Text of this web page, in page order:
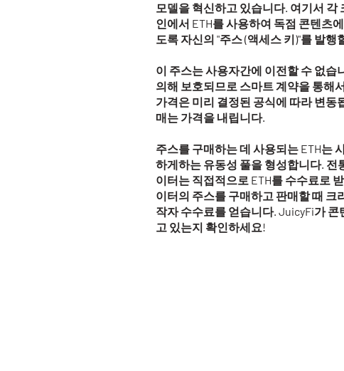
모델을 혁신하고 있습니다. 여기서 각
인에서 ETH를 사용하여 독점 콘텐츠
도록 자신의 "주스 (액세스 키)"를 발행
이 주스는 사용자간에 이전할 수 없습
의해 보호되므로 스마트 계약을 통해
가격은 미리 결정된 공식에 따라 변동
매는 가격을 내립니다.
주스를 구매하는 데 사용되는 ETH는
하게하는 유동성 풀을 형성합니다. 전
이터는 직접적으로 ETH를 수수료로
이터의 주스를 구매하고 판매할 때 크
작자 수수료를 얻습니다. JuicyFi가
고 있는지 확인하세요!